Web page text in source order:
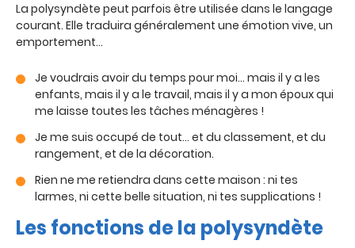
La polysyndète peut parfois être utilisée dans le langage
courant. Elle traduira généralement une émotion vive, un
emportement…
Je voudrais avoir du temps pour moi… mais il y a les
enfants, mais il y a le travail, mais il y a mon époux qui
me laisse toutes les tâches ménagères !
Je me suis occupé de tout… et du classement, et du
rangement, et de la décoration.
Rien ne me retiendra dans cette maison : ni tes
larmes, ni cette belle situation, ni tes supplications !
Les fonctions de la polysyndète